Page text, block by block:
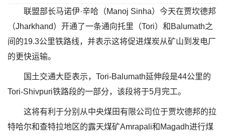
联盟部长马诺伊·辛哈（Manoj Sinha）今天在贾坎德邦
（Jharkhand）开通了一条通向托里（Tori）和Balumath之
间的19.3公里铁路线，并表示这将促进煤炭从矿山到发电厂
的更快运输。
国土交通大臣表示，Tori-Balumath延伸段是44公里的
Tori-Shivpuri铁路段的一部分，该段将于5月完工。
这将有利于分别从中央煤田有限公司位于贾坎德邦的拉
特哈尔和查特拉地区的露天煤矿Amrapali和Magadh进行煤